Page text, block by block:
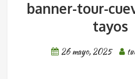
banner-tour-
tayos
26 mayo, 2025